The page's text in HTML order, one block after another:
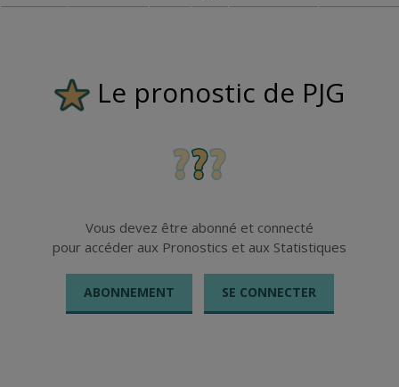
Le pronostic de PJG
Vous devez être abonné et connecté
pour accéder aux Pronostics et aux Statistiques
ABONNEMENT SE CONNECTER